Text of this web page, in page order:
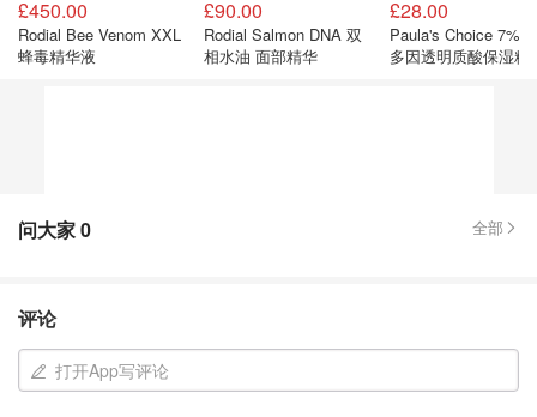
£450.00
Rodial Bee Venom XXL
蜂毒精华液
£90.00
Rodial Salmon DNA 双
相水油 面部精华
£28.00
Paula's Choice 7%
多因透明质酸保湿精
问大家0 全部
评论
打开App写评论